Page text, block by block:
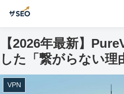
【2026年最新】
した「繋がらない理
VPN